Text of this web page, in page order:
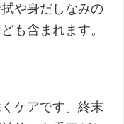
や身だしなみの
も含まれます。
ケアです。終末